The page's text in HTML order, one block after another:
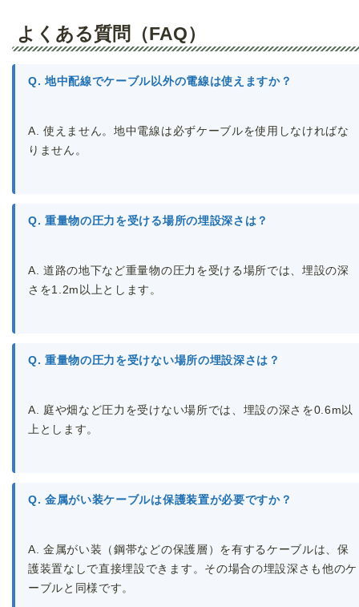
よくある質問（FAQ）
Q. 地中配線でケーブル以外の電線は使えますか？
A. 使えません。地中電線は必ずケーブルを使用しなければな
りません。
Q. 重量物の圧力を受ける場所の埋設深さは？
A. 道路の地下など重量物の圧力を受ける場所では、埋設の深
さを1.2m以上とします。
Q. 重量物の圧力を受けない場所の埋設深さは？
A. 庭や畑など圧力を受けない場所では、埋設の深さを0.6m以
上とします。
Q. 金属がい装ケーブルは保護装置が必要ですか？
A. 金属がい装（鋼帯などの保護層）を有するケーブルは、保
護装置なしで直接埋設できます。その場合の埋設深さも他のケ
ーブルと同様です。